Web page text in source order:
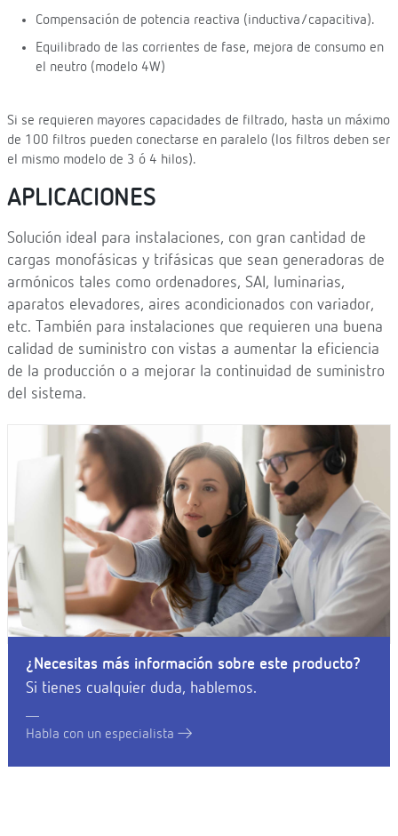
Compensación de potencia reactiva (inductiva/capacitiva).
Equilibrado de las corrientes de fase, mejora de consumo en
el neutro (modelo 4W)
Si se requieren mayores capacidades de filtrado, hasta un máximo
de 100 filtros pueden conectarse en paralelo (los filtros deben ser
el mismo modelo de 3 ó 4 hilos).
APLICACIONES
Solución ideal para instalaciones, con gran cantidad de
cargas monofásicas y trifásicas que sean generadoras de
armónicos tales como ordenadores, SAI, luminarias,
aparatos elevadores, aires acondicionados con variador,
etc. También para instalaciones que requieren una buena
calidad de suministro con vistas a aumentar la eficiencia
de la producción o a mejorar la continuidad de suministro
del sistema.
¿Necesitas más información sobre este producto?
Si tienes cualquier duda, hablemos.
Habla con un especialista